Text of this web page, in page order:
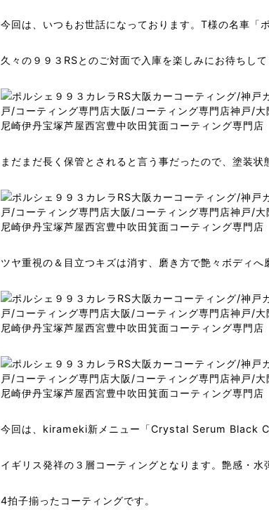
今回は、いつもお世話になっております。T様の名車「
久々の９９３RSとのご対面で入庫を楽しみにお待ちし
まだまだ長く保管とされると言う事だったので、塗装状
ツヤ重視の＆目立つキズは消す、磨き方で艶々ボディへ
今回は、kirameki新メニュー「Crystal Serum Black
イギリス発祥の３層コーティングとなります。艶感・水
4拍子揃ったコーティングです。